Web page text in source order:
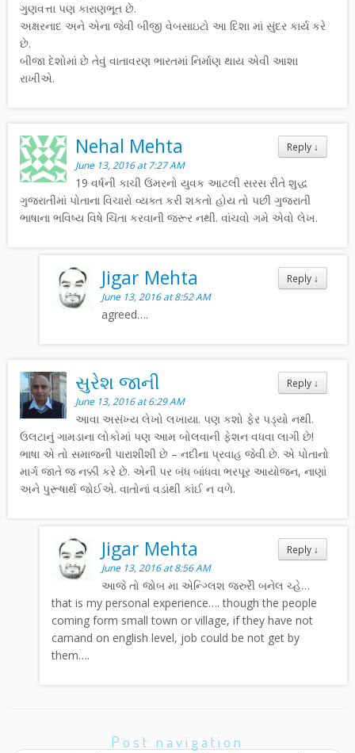
ગુણવત્તા પણ કારાણભૂત છે.
અક્ષરનાદ અને એના જેવી બીજી વેબસાઇટો આ દિશા માં સુંદર કાર્ય કરે
છે.
બીજા દેશોમાં છે તેવું વાતાવરણ ભારતમાં નિર્માણ થાય એવી આશા
રાખીએ.
Reply ↓
Nehal Mehta
June 13, 2016 at 7:27 AM
19 વર્ષની કાચી ઉંમરનો યુવક આટલી સરસ રીતે શુદ્ધ
ગુજરાતીમાં પોતાના વિચારો વ્યક્ત કરી શકતો હોય તો પછી ગુજરાતી
ભાષાના ભવિષ્ય વિષે ચિંતા કરવાની જરૂર નથી. વાંચવો ગમે એવો લેખ.
Reply ↓
Jigar Mehta
June 13, 2016 at 8:52 AM
agreed….
Reply ↓
સુરેશ જાની
June 13, 2016 at 6:29 AM
આવા અસંખ્ય લેખો લખાયા. પણ કશો ફેર પડ્યો નથી.
ઉલટાનું ગામડાના લોકોમાં પણ આમ બોલવાની ફેશન વધવા લાગી છે!
ભાષા એ તો સમાજની પારાશીશી છે – નદીના પ્રવાહ જેવી છે. એ પોતાનો
માર્ગ જાતે જ નક્કી કરે છે. એની પર બંધ બાંધવા ભરપૂર આયોજન, નાણાં
અને પુરૂષાર્થ જોઈએ. વાતોનાં વડાંથી કાંઈ ન વળે.
Reply ↓
Jigar Mehta
June 13, 2016 at 8:56 AM
આજે તો જોબ મા એન્ગ્લિશ જરુરેી બનેલ ચ્હે…
that is my personal experience…. though the people
coming form small town or village, if they have not
camand on english level, job could be not get by
them….
Post navigation